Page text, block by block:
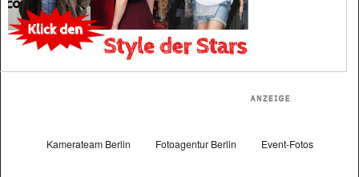
Kamerateam Berlin Fotoagentur Berlin Event-Fotos